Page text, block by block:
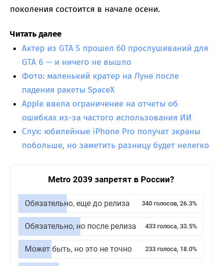
поколения состоится в начале осени.
Читать далее
Актер из GTA 5 прошел 60 прослушиваний для
GTA 6 — и ничего не вышло
Фото: маленький кратер на Луне после
падения ракеты SpaceX
Apple ввела ограничение на отчеты об
ошибках из-за частого использования ИИ
Слух: юбилейные iPhone Pro получат экраны
побольше, но заметить разницу будет нелегко
Metro 2039 запретят в России?
Обязательно, еще до релиза 340 голосов, 26.3%
Обязательно, но после релиза 433 голоса, 33.5%
Может быть, но это не точно 233 голоса, 18.0%